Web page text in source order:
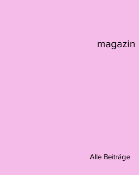
magazin
Alle Beiträge